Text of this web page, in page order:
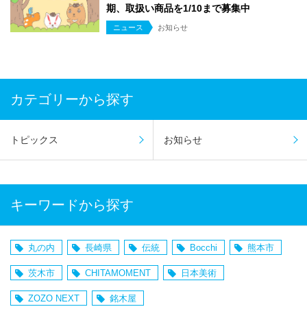
期、取扱い商品を1/10まで募集中
ニュース お知らせ
カテゴリーから探す
トピックス お知らせ
キーワードから探す
丸の内 長崎県 伝統 Bocchi 熊本市
茨木市 CHITAMOMENT 日本美術
ZOZO NEXT 銘木屋